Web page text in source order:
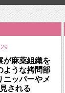
」 TE･･･
が麻薬組織を
うな拷問部
ニッパーやメ
される